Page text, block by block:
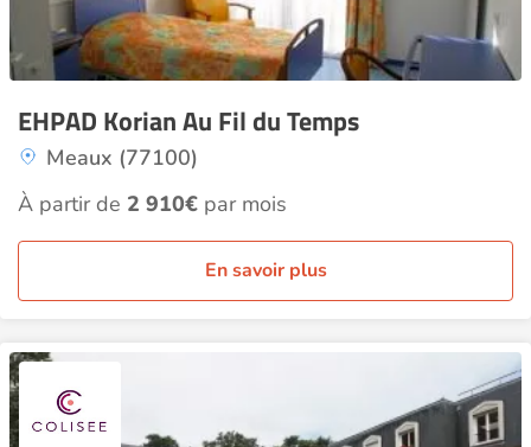
EHPAD Korian Au Fil du Temps
Meaux (77100)
À partir de 2 910€ par mois
En savoir plus